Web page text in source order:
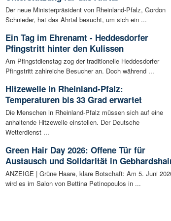
Der neue Ministerpräsident von Rheinland-Pfalz, Gordon
Schnieder, hat das Ahrtal besucht, um sich ein ...
Ein Tag im Ehrenamt - Heddesdorfer
Pfingstritt hinter den Kulissen
Am Pfingstdienstag zog der traditionelle Heddesdorfer
Pfingstritt zahlreiche Besucher an. Doch während ...
Hitzewelle in Rheinland-Pfalz:
Temperaturen bis 33 Grad erwartet
Die Menschen in Rheinland-Pfalz müssen sich auf eine
anhaltende Hitzewelle einstellen. Der Deutsche
Wetterdienst ...
Green Hair Day 2026: Offene Tür für
Austausch und Solidarität in
ANZEIGE | Grüne Haare, klare Botschaft: Am 5. Juni
wird es im Salon von Bettina Petinopoulos in ...